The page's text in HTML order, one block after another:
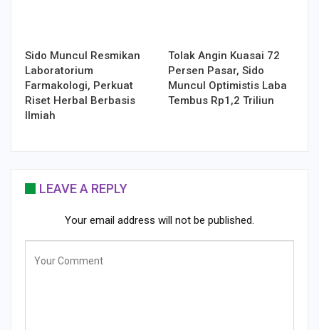
Sido Muncul Resmikan
Laboratorium
Farmakologi, Perkuat
Riset Herbal Berbasis
Ilmiah
Tolak Angin Kuasai 72
Persen Pasar, Sido
Muncul Optimistis Laba
Tembus Rp1,2 Triliun
LEAVE A REPLY
Your email address will not be published.